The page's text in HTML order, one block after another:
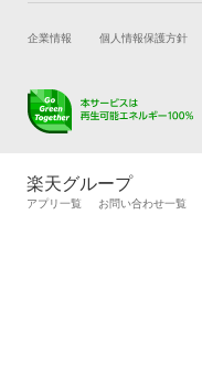
車検の基礎知識
試乗・商談
キズ修理予約
メンテナンス管理
タイヤ交換サービス
自動車カタログ
企業情報 個人情報保護方針
楽天グループ
アプリ一覧 お問い合わせ一覧